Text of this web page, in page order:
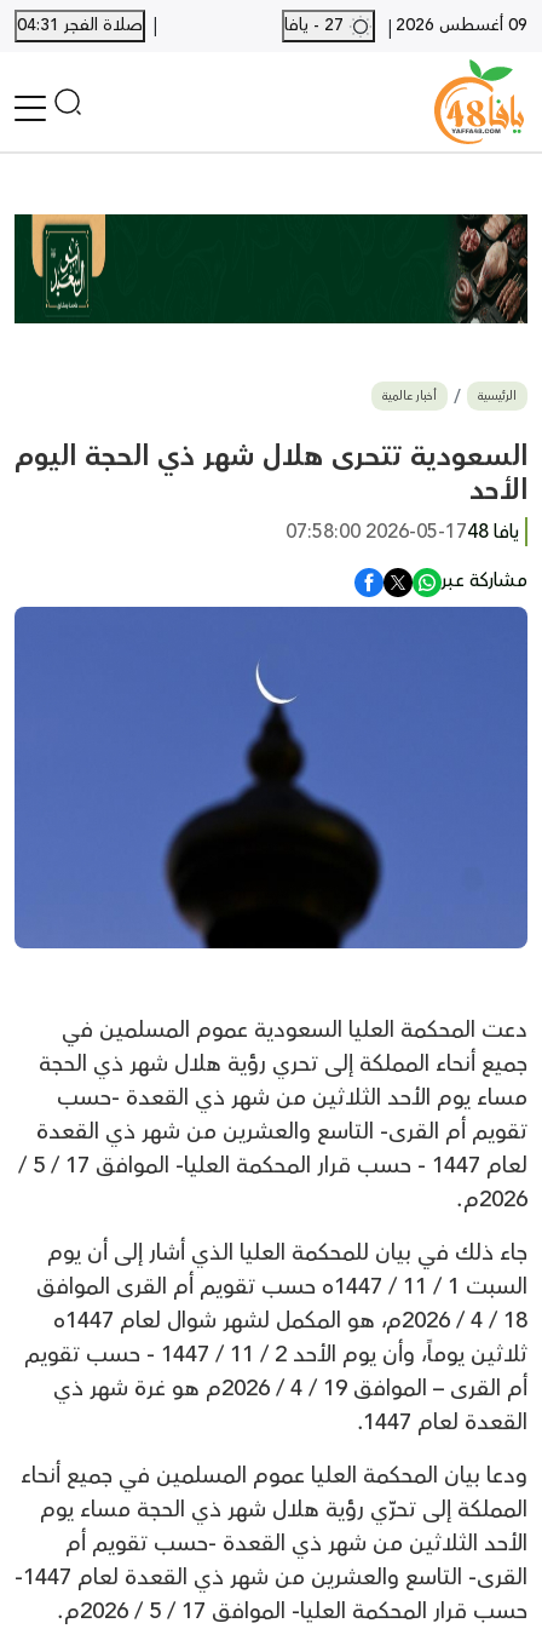
09 أغسطس 2026 |
| صلاة الفجر 04:31
أخبار محلية
أخبار يافا
SHORTS
أخبار اللد والرملة
بيع وشراء
أخبار القدس
وفيات
المزيد
ارسل خبر
الرئيسية أخبار عالمية
السعودية تتحرى هلال شهر ذي الحجة اليوم
الأحد
يافا 48
2026-05-17 07:58:00
مشاركة عبر
دعت المحكمة العليا السعودية عموم المسلمين في
جميع أنحاء المملكة إلى تحري رؤية هلال شهر ذي الحجة
مساء يوم الأحد الثلاثين من شهر ذي القعدة -حسب
تقويم أم القرى- التاسع والعشرين من شهر ذي القعدة
لعام 1447 - حسب قرار المحكمة العليا- الموافق 17 / 5 /
2026م.
جاء ذلك في بيان للمحكمة العليا الذي أشار إلى أن يوم
السبت 1 / 11 / 1447ه حسب تقويم أم القرى الموافق
18 / 4 / 2026م، هو المكمل لشهر شوال لعام 1447ه
ثلاثين يوماً، وأن يوم الأحد 2 / 11 / 1447 - حسب تقويم
أم القرى – الموافق 19 / 4 / 2026م هو غرة شهر ذي
القعدة لعام 1447.
ودعا بيان المحكمة العليا عموم المسلمين في جميع أنحاء
المملكة إلى تحرّي رؤية هلال شهر ذي الحجة مساء يوم
الأحد الثلاثين من شهر ذي القعدة -حسب تقويم أم
القرى- التاسع والعشرين من شهر ذي القعدة لعام 1447-
حسب قرار المحكمة العليا- الموافق 17 / 5 / 2026م.